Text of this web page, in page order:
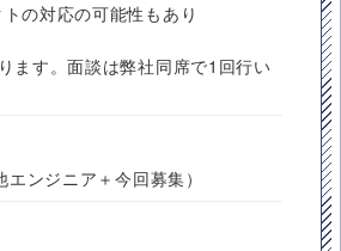
の対応の可能性もあり
ます。面談は弊社同席で1回行い
ンジニア＋今回募集）